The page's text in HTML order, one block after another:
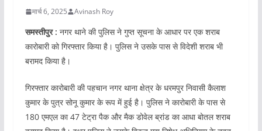
मार्च 6, 2025 Avinash Roy
समस्तीपुर : नगर थाने की पुलिस ने गुप्त सूचना के आधार पर एक शराब
कारोबारी को गिरफ्तार किया है। पुलिस ने उसके पास से विदेशी शराब भी
बरामद किया है।
गिरफ्तार कारोबारी की पहचान नगर थाना क्षेत्र के धरमपुर निवासी कैलाश
कुमार के पुत्र सोनू कुमार के रूप में हुई है। पुलिस ने कारोबारी के पास से
180 एमएल का 47 टेट्रा पैक और मैक डोवेल ब्रांड का आधा बोतल शराब